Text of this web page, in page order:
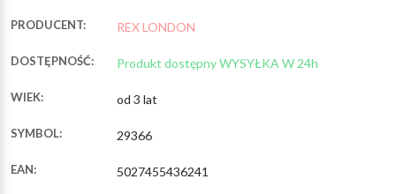
PRODUCENT: REX LONDON
DOSTĘPNOŚĆ: Produkt dostępny WYSYŁKA W 24h
WIEK: od 3 lat
SYMBOL: 29366
EAN: 5027455436241